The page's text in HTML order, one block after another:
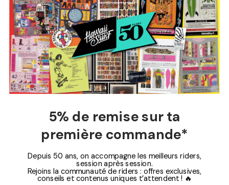
pour les amateurs de surf traditionnel comme de
longues courbes fluides.
Caractéristiques :
Dimensions : 9'0" x 22 7/8" x 3" – 71.4 L
Type: Longboard
Construction: TEC Epoxy
Noyau: EPS
Rails: 50/50
Configuration: Single Fin
Boîtier d'aileron: US Box
5% de remise sur ta
première commande*
Depuis 50 ans, on accompagne les meilleurs riders,
session après session.
Rejoins la communauté de riders : offres exclusives,
conseils et contenus uniques t’attendent ! 🔥